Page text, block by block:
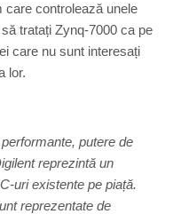
care controlează unele
tratați Zynq-7000 ca pe
care nu sunt interesați
lor.
putere de
reprezintă un
uri existente pe piață.
reprezentate de